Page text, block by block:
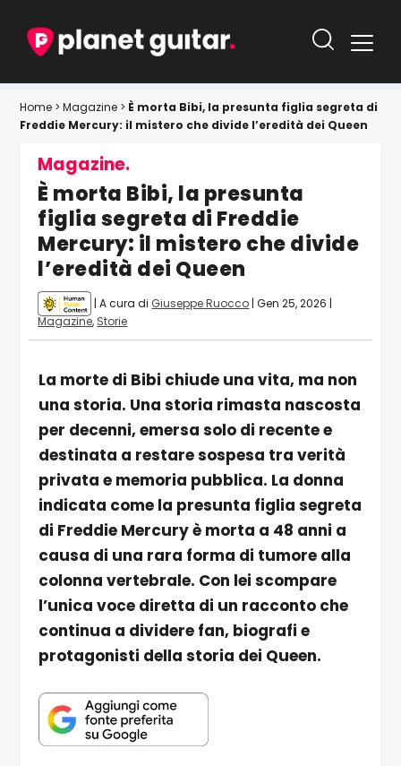
Home >Magazine > È morta Bibi, la presunta figlia segreta di
Freddie Mercury: il mistero che divide l’eredità dei Queen
Magazine.
È morta Bibi, la presunta
figlia segreta di Freddie
Mercury: il mistero che divide
l’eredità dei Queen
| A cura di Giuseppe Ruocco |Gen 25, 2026 |
Magazine, Storie
La morte di Bibi chiude una vita, ma non
una storia. Una storia rimasta nascosta
per decenni, emersa solo di recente e
destinata a restare sospesa tra verità
privata e memoria pubblica. La donna
indicata come la presunta figlia segreta
di Freddie Mercury è morta a 48 anni a
causa di una rara forma di tumore alla
colonna vertebrale. Con lei scompare
l’unica voce diretta di un racconto che
continua a dividere fan, biografi e
protagonisti della storia dei Queen.